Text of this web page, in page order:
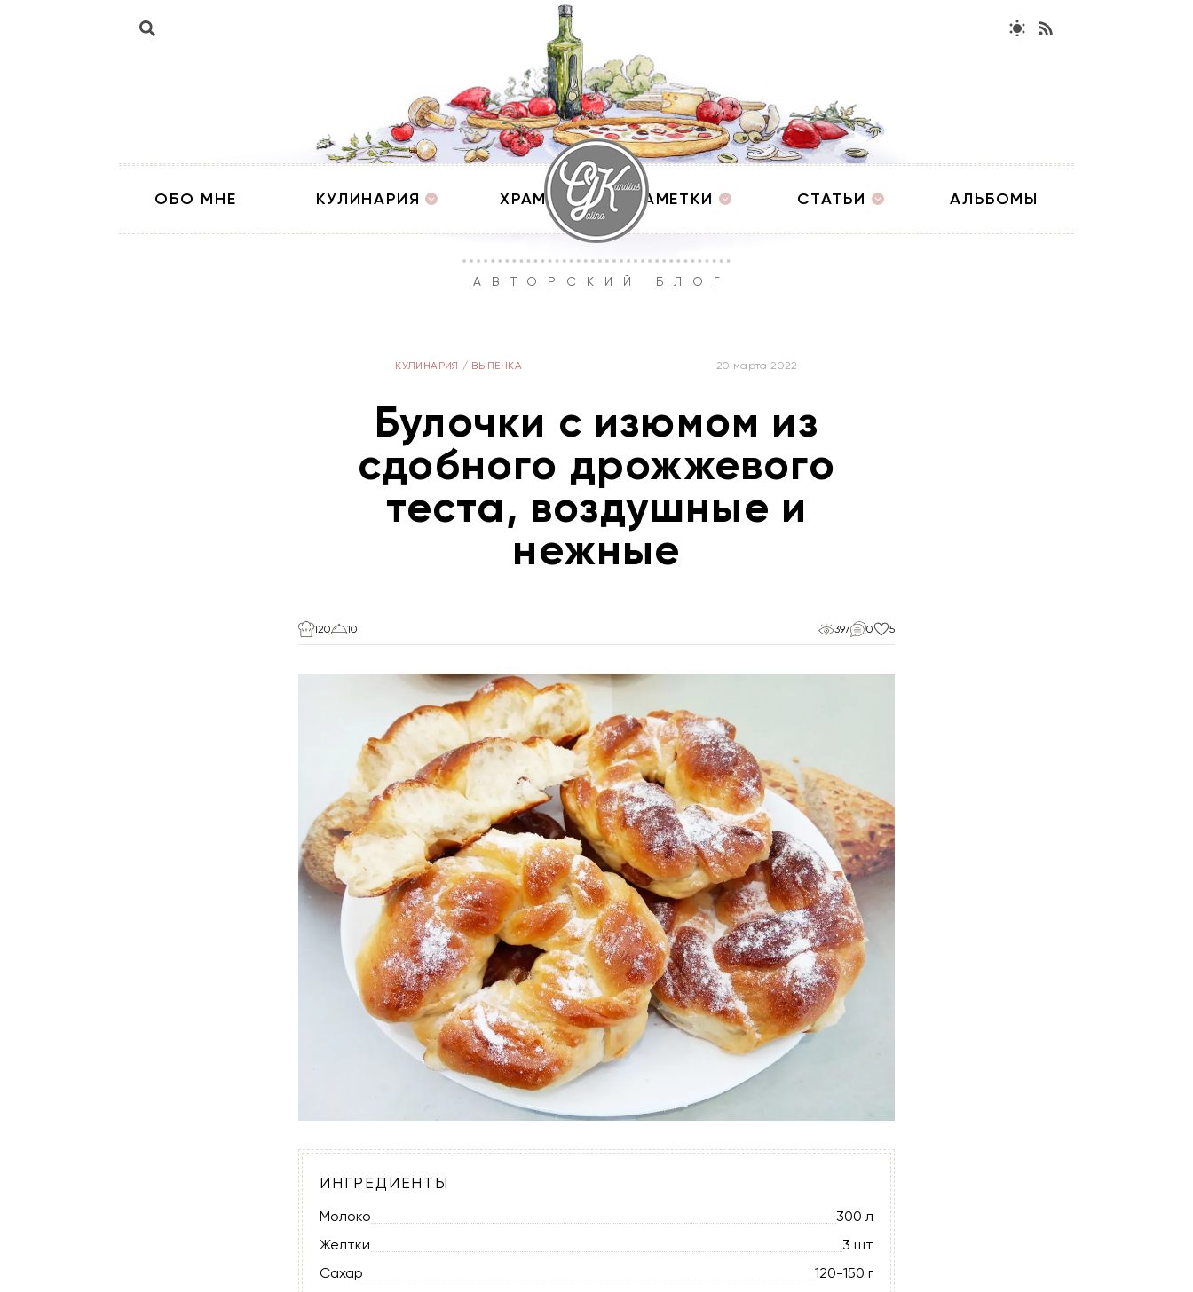
ОБО МНЕ КУЛИНАРИЯ ХРАМЫ ЗАМЕТКИ СТАТЬИ АЛЬБОМЫ
АВТОРСКИЙ БЛОГ
КУЛИНАРИЯ / ВЫПЕЧКА 20 марта 2022
Булочки с изюмом из
сдобного дрожжевого
теста, воздушные и
нежные
120 10 397 0 5
ИНГРЕДИЕНТЫ
Молоко
300 л
Желтки
3 шт
Сахар
120-150 г